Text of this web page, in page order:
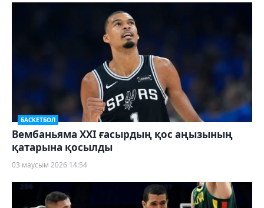
БАСКЕТБОЛ
Вембаньяма ХХІ ғасырдың қос аңызының
қатарына қосылды
03 маусым 2026 14:54